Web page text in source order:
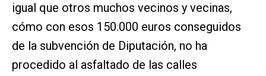
igual que otros muchos vecinos y vecinas,
cómo con esos 150.000 euros conseguidos
de la subvención de Diputación, no ha
procedido al asfaltado de las calles